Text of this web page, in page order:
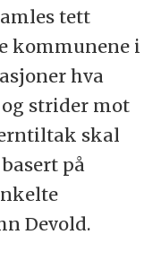
tett
kommunene i
hva
strider mot
skal
på
Devold.